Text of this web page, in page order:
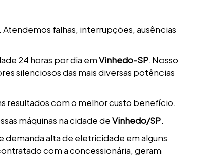
. Atendemos falhas, interrupções, ausências
24 horas por dia emVinhedo-SP. Nosso
silenciosos das mais diversas potências
resultados com o melhor custo benefício.
máquinas na cidade deVinhedo/SP.
demanda alta de eletricidade em alguns
com a concessionária, geram